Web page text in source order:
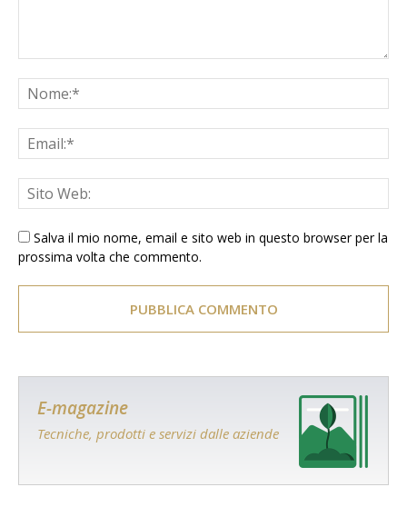
Salva il mio nome, email e sito web in questo browser per la
prossima volta che commento.
E-magazine
Tecniche, prodotti e servizi dalle aziende